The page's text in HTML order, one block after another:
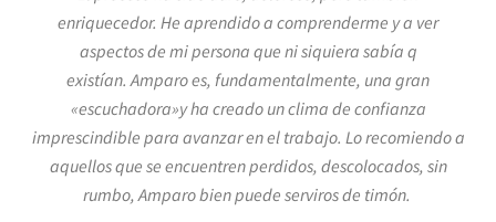
enriquecedor. He aprendido a comprenderme y a ver
aspectos de mi persona que ni siquiera sabía q
existían.Amparo es, fundamentalmente, una gran
«escuchadora»y ha creado un clima de confianza
imprescindible para avanzar en el trabajo. Lo recomiendoa
aquellos que se encuentren perdidos, descolocados, sin
rumbo, Amparo bien puede serviros de timón.